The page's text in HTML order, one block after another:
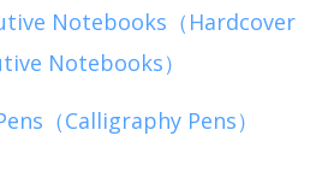
Notebooks（Hardcover
Notebooks）
（Calligraphy Pens）